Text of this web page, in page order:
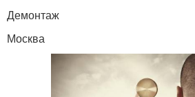
Демонтаж
Москва